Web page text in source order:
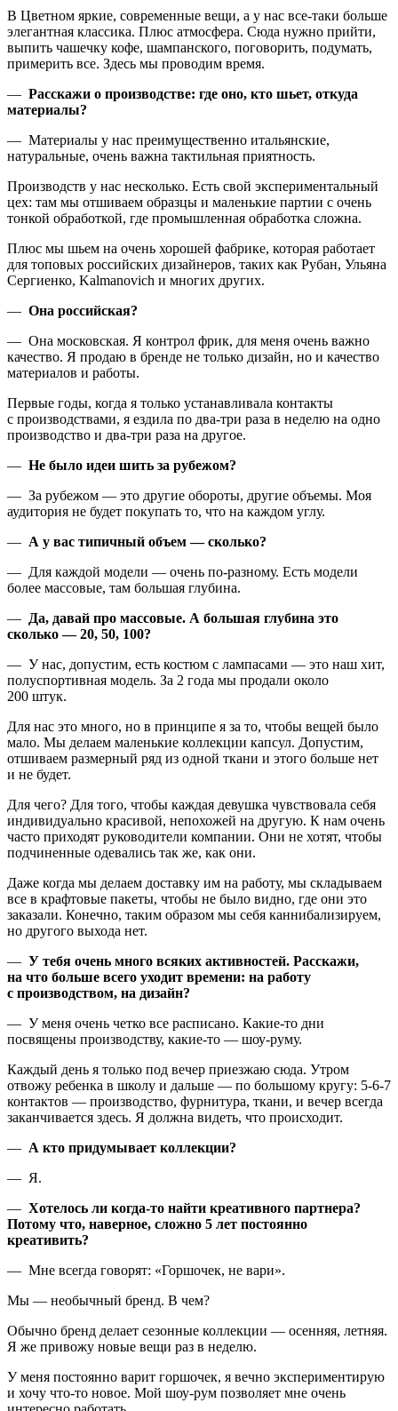
В Цветном яркие, современные вещи, а у нас все-таки больше
элегантная классика. Плюс атмосфера. Сюда нужно прийти,
выпить чашечку кофе, шампанского, поговорить, подумать,
примерить все. Здесь мы проводим время.
— Расскажи о производстве: где оно, кто шьет, откуда
материалы?
— Материалы у нас преимущественно итальянские,
натуральные, очень важна тактильная приятность.
Производств у нас несколько. Есть свой экспериментальный
цех: там мы отшиваем образцы и маленькие партии с очень
тонкой обработкой, где промышленная обработка сложна.
Плюс мы шьем на очень хорошей фабрике, которая работает
для топовых российских дизайнеров, таких как Рубан, Ульяна
Сергиенко, Kalmanovich и многих других.
— Она российская?
— Она московская. Я контрол фрик, для меня очень важно
качество. Я продаю в бренде не только дизайн, но и качество
материалов и работы.
Первые годы, когда я только устанавливала контакты
с производствами, я ездила по два-три раза в неделю на одно
производство и два-три раза на другое.
— Не было идеи шить за рубежом?
— За рубежом — это другие обороты, другие объемы. Моя
аудитория не будет покупать то, что на каждом углу.
— А у вас типичный объем — сколько?
— Для каждой модели — очень по-разному. Есть модели
более массовые, там большая глубина.
— Да, давай про массовые. А большая глубина это
сколько — 20, 50, 100?
— У нас, допустим, есть костюм с лампасами — это наш хит,
полуспортивная модель. За 2 года мы продали около
200 штук.
Для нас это много, но в принципе я за то, чтобы вещей было
мало. Мы делаем маленькие коллекции капсул. Допустим,
отшиваем размерный ряд из одной ткани и этого больше нет
и не будет.
Для чего? Для того, чтобы каждая девушка чувствовала себя
индивидуально красивой, непохожей на другую. К нам очень
часто приходят руководители компании. Они не хотят, чтобы
подчиненные одевались так же, как они.
Даже когда мы делаем доставку им на работу, мы складываем
все в крафтовые пакеты, чтобы не было видно, где они это
заказали. Конечно, таким образом мы себя каннибализируем,
но другого выхода нет.
— У тебя очень много всяких активностей. Расскажи,
на что больше всего уходит времени: на работу
с производством, на дизайн?
— У меня очень четко все расписано. Какие-то дни
посвящены производству, какие-то — шоу-руму.
Каждый день я только под вечер приезжаю сюда. Утром
отвожу ребенка в школу и дальше — по большому кругу: 5-6-7
контактов — производство, фурнитура, ткани, и вечер всегда
заканчивается здесь. Я должна видеть, что происходит.
— А кто придумывает коллекции?
— Я.
— Хотелось ли когда-то найти креативного партнера?
Потому что, наверное, сложно 5 лет постоянно
креативить?
— Мне всегда говорят: «Горшочек, не вари».
Мы — необычный бренд. В чем?
Обычно бренд делает сезонные коллекции — осенняя, летняя.
Я же привожу новые вещи раз в неделю.
У меня постоянно варит горшочек, я вечно экспериментирую
и хочу что-то новое. Мой шоу-рум позволяет мне очень